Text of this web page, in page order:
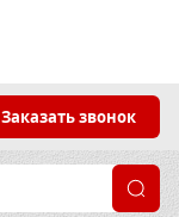
Заказать звонок